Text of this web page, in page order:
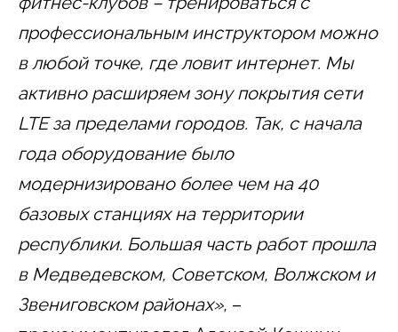
профессиональным инструктором можно
в любой точке, где ловит интернет. Мы
активно расширяем зону покрытия сети
LTE за пределами городов. Так, с начала
года оборудование было
модернизировано более чем на 40
базовых станциях на территории
республики. Большая часть работ прошла
в Медведевском, Советском, Волжском и
Звениговском районах», –